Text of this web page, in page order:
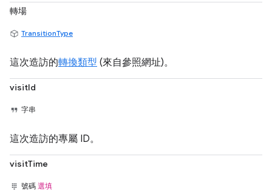
轉場
TransitionType
這次造訪的轉換類型 (來自參照網址)。
visitId
字串
這次造訪的專屬 ID。
visitTime
號碼 選填